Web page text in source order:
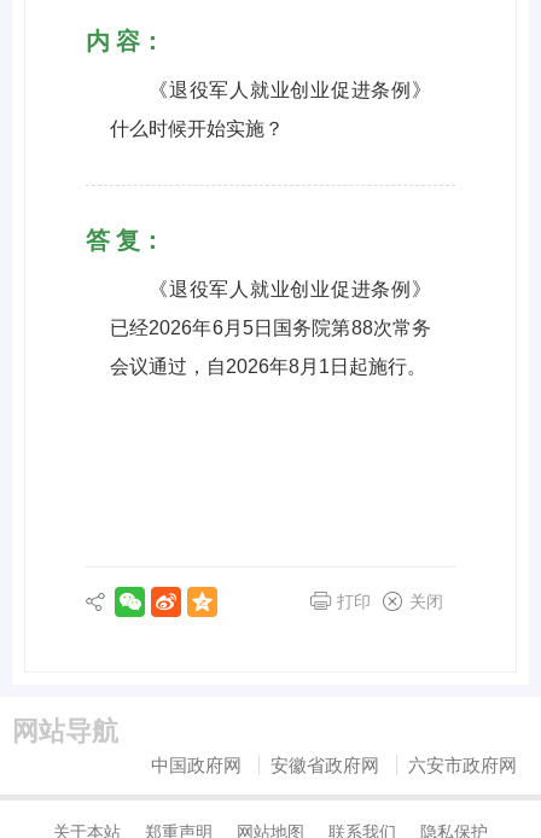
内 容：
《退役军人就业创业促进条例》
什么时候开始实施？
答 复：
《退役军人就业创业促进条例》
已经2026年6月5日国务院第88次常务
会议通过，自2026年8月1日起施行。
打印 关闭
网站导航
中国政府网 安徽省政府网 六安市政府网
关于本站 郑重声明 网站地图 联系我们 隐私保护